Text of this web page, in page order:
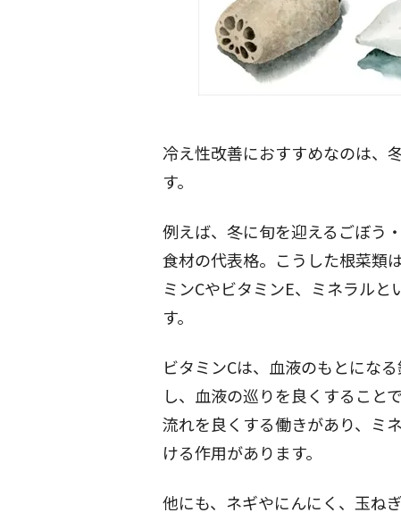
冷え性改善におすすめなのは、
す。
例えば、冬に旬を迎えるごぼう
食材の代表格。こうした根菜類
ミンCやビタミンE、ミネラル
す。
ビタミンCは、血液のもとにな
し、血液の巡りを良くすること
流れを良くする働きがあり、ミ
ける作用があります。
他にも、ネギやにんにく、玉ね